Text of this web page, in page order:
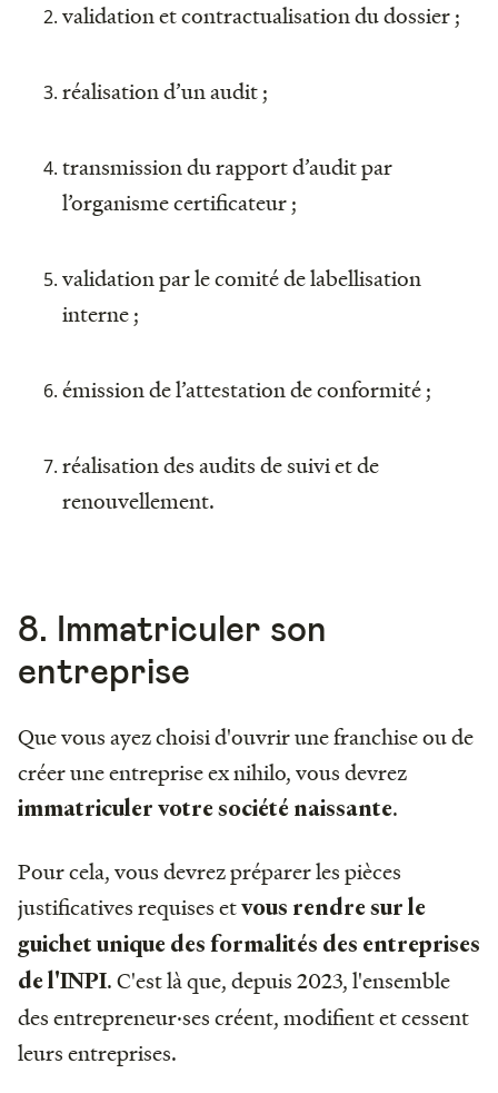
validation et contractualisation du dossier ;
réalisation d’un audit ;
transmission du rapport d’audit par
l’organisme certificateur ;
validation par le comité de labellisation
interne ;
émission de l’attestation de conformité ;
réalisation des audits de suivi et de
renouvellement.
8. Immatriculer son
entreprise
Que vous ayez choisi d'ouvrir une franchise ou de
créer une entreprise ex nihilo, vous devrez
immatriculer votre société naissante.
Pour cela, vous devrez préparer les pièces
justificatives requises etvous rendre sur le
guichet unique des formalités des entreprises
de l'INPI. C'est là que, depuis 2023, l'ensemble
des entrepreneur·ses créent, modifient et cessent
leurs entreprises.